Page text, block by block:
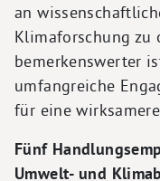
an
Klimaforschung zu
bemerkenswerter
umfangreiche
für eine
Fünf
Umwelt- und